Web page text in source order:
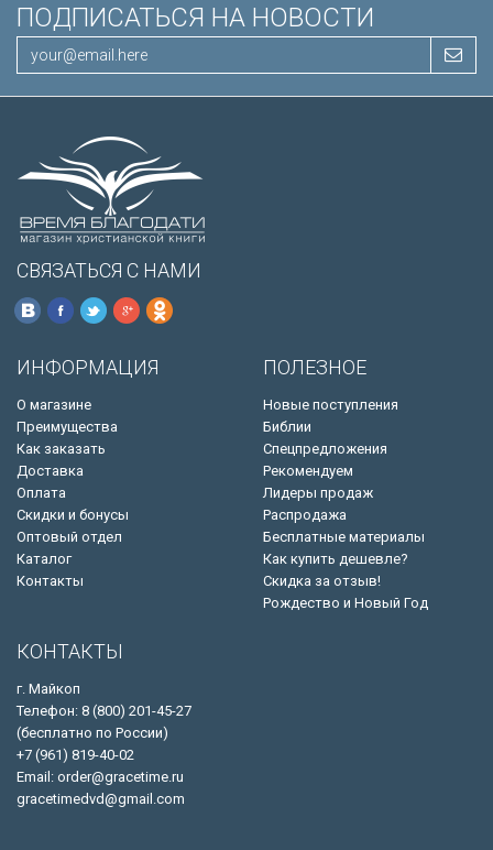
ПОДПИСАТЬСЯ НА НОВОСТИ
СВЯЗАТЬСЯ С НАМИ
ИНФОРМАЦИЯ
О магазине
Преимущества
Как заказать
Доставка
Оплата
Скидки и бонусы
Оптовый отдел
Каталог
Контакты
ПОЛЕЗНОЕ
Новые поступления
Библии
Спецпредложения
Рекомендуем
Лидеры продаж
Распродажа
Бесплатные материалы
Как купить дешевле?
Скидка за отзыв!
Рождество и Новый Год
КОНТАКТЫ
г. Майкоп
Телефон: 8 (800) 201-45-27
(бесплатно по России)
+7 (961) 819-40-02
Email: order@gracetime.ru
gracetimedvd@gmail.com